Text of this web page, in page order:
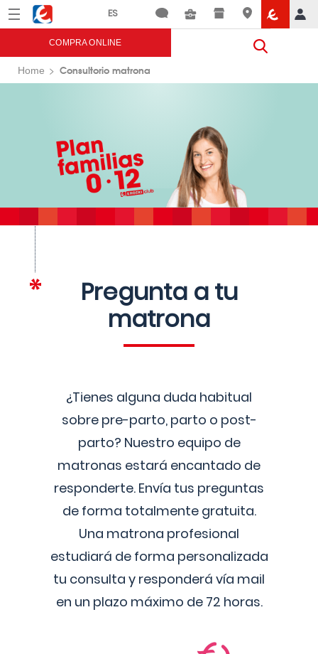
Menú Eroski
COMPRA ONLINE
Home Consultorio matrona
Pregunta a tu
matrona
¿Tienes alguna duda habitual
sobre pre-parto, parto o post-
parto? Nuestro equipo de
matronas estará encantado de
responderte. Envía tus preguntas
de forma totalmente gratuita.
Una matrona profesional
estudiará de forma personalizada
tu consulta y responderá vía mail
en un plazo máximo de 72 horas.